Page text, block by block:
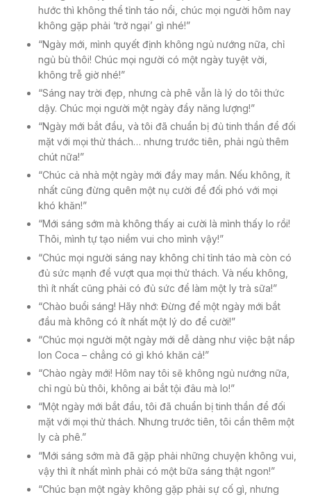
hước thì không thể tỉnh táo nổi, chúc mọi người hôm nay
không gặp phải ‘trở ngại’ gì nhé!”
“Ngày mới, mình quyết định không ngủ nướng nữa, chỉ
ngủ bù thôi! Chúc mọi người có một ngày tuyệt vời,
không trễ giờ nhé!”
“Sáng nay trời đẹp, nhưng cà phê vẫn là lý do tôi thức
dậy. Chúc mọi người một ngày đầy năng lượng!”
“Ngày mới bắt đầu, và tôi đã chuẩn bị đủ tinh thần để đối
mặt với mọi thử thách… nhưng trước tiên, phải ngủ thêm
chút nữa!”
“Chúc cả nhà một ngày mới đầy may mắn. Nếu không, ít
nhất cũng đừng quên một nụ cười để đối phó với mọi
khó khăn!”
“Mới sáng sớm mà không thấy ai cười là mình thấy lo rồi!
Thôi, mình tự tạo niềm vui cho mình vậy!”
“Chúc mọi người sáng nay không chỉ tỉnh táo mà còn có
đủ sức mạnh để vượt qua mọi thử thách. Và nếu không,
thì ít nhất cũng phải có đủ sức để làm một ly trà sữa!”
“Chào buổi sáng! Hãy nhớ: Đừng để một ngày mới bắt
đầu mà không có ít nhất một lý do để cười!”
“Chúc mọi người một ngày mới dễ dàng như việc bật nắp
lon Coca – chẳng có gì khó khăn cả!”
“Chào ngày mới! Hôm nay tôi sẽ không ngủ nướng nữa,
chỉ ngủ bù thôi, không ai bắt tội đâu mà lo!”
“Một ngày mới bắt đầu, tôi đã chuẩn bị tinh thần để đối
mặt với mọi thử thách. Nhưng trước tiên, tôi cần thêm một
ly cà phê.”
“Mới sáng sớm mà đã gặp phải những chuyện không vui,
vậy thì ít nhất mình phải có một bữa sáng thật ngon!”
“Chúc bạn một ngày không gặp phải sự cố gì, nhưng